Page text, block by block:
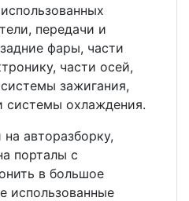
передачи и
фары, части
части осей,
зажигания,
системы охлаждения.
авторазборку,
порталы с
в большое
использованные